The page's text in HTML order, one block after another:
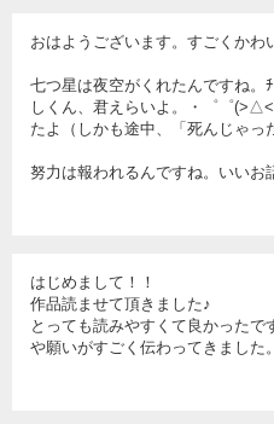
おはようございます。すごくかわ
七つ星は夜空がくれたんですね。
しくん、君えらいよ。・゜゜
たよ（しかも途中、「死んじゃっ
努力は報われるんですね。いいお
はじめまして！！
作品読ませて頂きました♪
とっても読みやすくて良かった
や願いがすごく伝わってきました